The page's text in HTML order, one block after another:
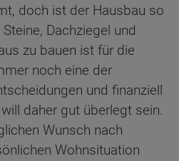
doch ist der Hausbau so
Dachziegel und
zu bauen ist für die
noch eine der
und finanziell
daher gut überlegt sein.
Wunsch nach
Wohnsituation